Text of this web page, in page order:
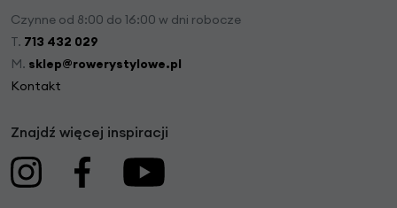
Czynne od 8:00 do 16:00 w dni robocze
T. 713 432 029
M. sklep@rowerystylowe.pl
Kontakt
Znajdź więcej inspiracji